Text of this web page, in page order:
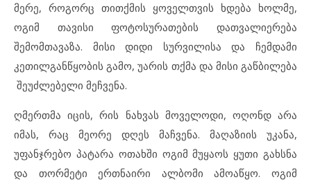
მერე, როგორც თითქმის ყოველთვის ხდება ხოლმე,
ოგიმ თავისი ფოტოსურათების დათვალიერება
შემომთავაზა. მისი დიდი სურვილისა და ჩემდამი
კეთილგანწყობის გამო, უარის თქმა და მისი გაწბილება
შეუძლებელი მეჩვენა.
ღმერთმა იცის, რის ნახვას მოველოდი, ოღონდ არა
იმას, რაც მეორე დღეს მაჩვენა. მაღაზიის უკანა,
უფანჯრებო პატარა ოთახში ოგიმ მუყაოს ყუთი გახსნა
და თორმეტი ერთნაირი ალბომი ამოაწყო. ოგიმ